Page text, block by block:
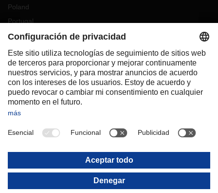
Poland
Portugal
Romania
Slovakia
Spain
Sweden
Switzerland(DE FR)
Turkey
OCEANIA